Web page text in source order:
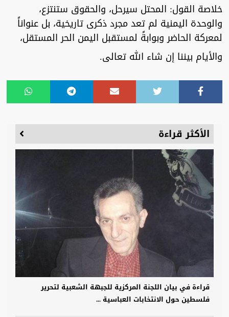
خلاصة القول: المحتل سيرحل، والحقوق ستنتزع،
والوحدة اليمنية لم تعد مجرد ذكرى تاريخية، بل عنواناً
لمعركة الحاضر وبوابةً لمستقبل اليمن الحر المستقل،
والأيام بيننا إن شاء الله تعالى.
الأكثر قراءة
قراءة في بيان اللجنة المركزية للجبهة الشعبية لتحرير
فلسطين حول الانتخابات العباسية ...